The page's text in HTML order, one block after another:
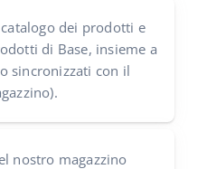
dei prodotti e
di Base, insieme a
sincronizzati con il
nostro magazzino